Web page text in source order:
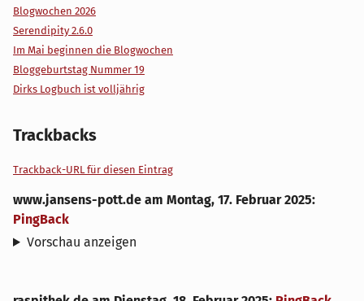
Blogwochen 2026
Serendipity 2.6.0
Im Mai beginnen die Blogwochen
Bloggeburtstag Nummer 19
Dirks Logbuch ist volljährig
Trackbacks
Trackback-URL für diesen Eintrag
www.jansens-pott.de am Montag, 17. Februar 2025:
PingBack
Vorschau anzeigen